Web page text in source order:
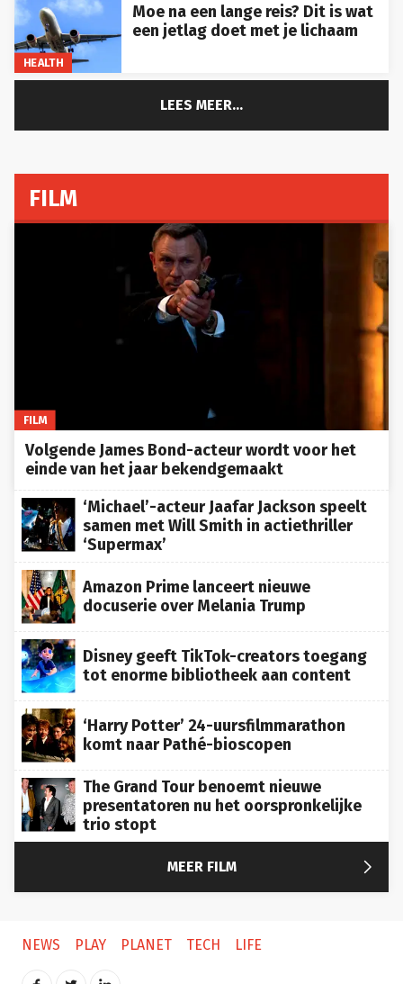
HEALTH
Moe na een lange reis? Dit is wat
een jetlag doet met je lichaam
LEES MEER...
FILM
FILM
Volgende James Bond-acteur wordt voor het
einde van het jaar bekendgemaakt
‘Michael’-acteur Jaafar Jackson speelt
samen met Will Smith in actiethriller
‘Supermax’
Amazon Prime lanceert nieuwe
docuserie over Melania Trump
Disney geeft TikTok-creators toegang
tot enorme bibliotheek aan content
‘Harry Potter’ 24-uursfilmmarathon
komt naar Pathé-bioscopen
The Grand Tour benoemt nieuwe
presentatoren nu het oorspronkelijke
trio stopt
MEER FILM 
NEWS PLAY PLANET TECH LIFE